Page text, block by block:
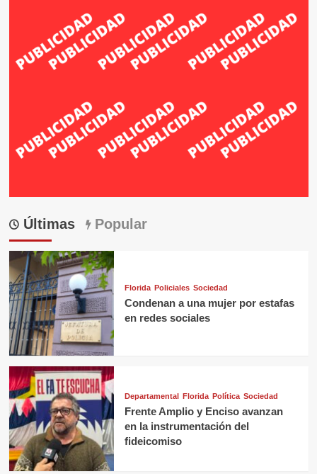
Últimas Popular
Florida Policiales Sociedad
Condenan a una mujer por estafas
en redes sociales
Departamental Florida Política Sociedad
Frente Amplio y Enciso avanzan
en la instrumentación del
fideicomiso